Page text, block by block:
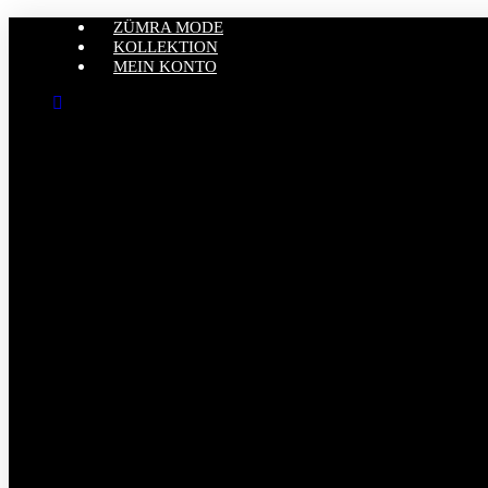
ZÜMRA MODE
KOLLEKTION
MEIN KONTO